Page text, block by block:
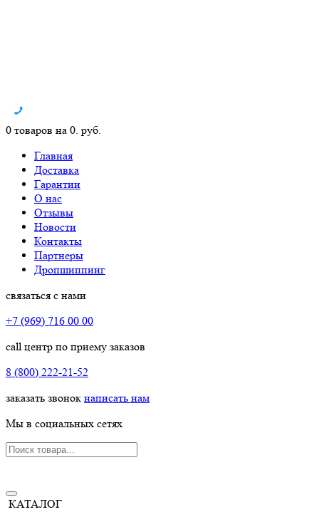
0 товаров на 0. руб.
Главная
Доставка
Гарантии
О нас
Отзывы
Новости
Контакты
Партнеры
Дропшиппинг
связаться с нами
+7 (969) 716 00 00
call центр по приему заказов
8 (800) 222-21-52
заказать звонок написать нам
Мы в социальных сетях
КАТАЛОГ